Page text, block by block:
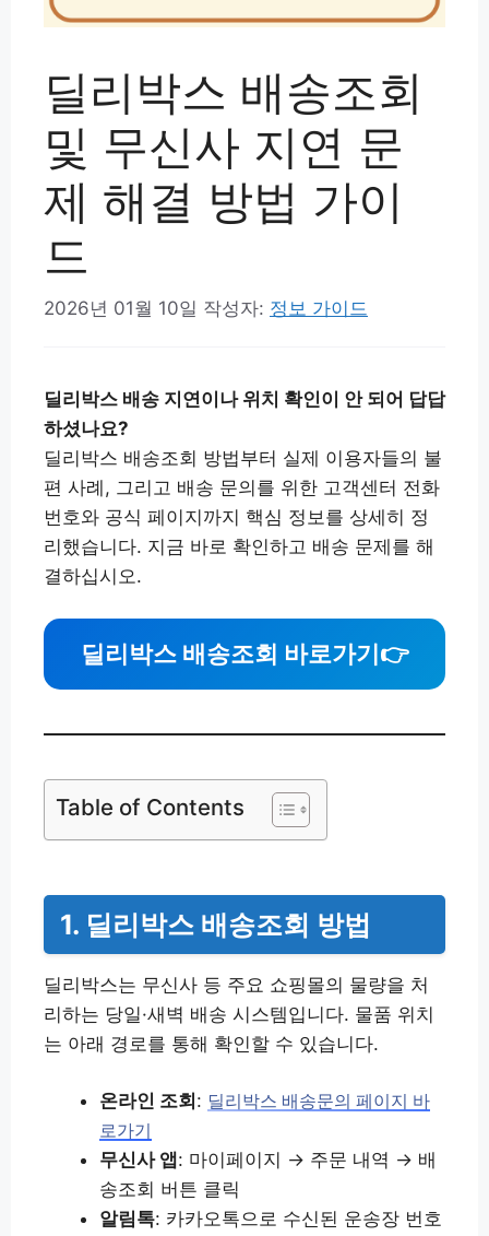
딜리박스 배송조회
및 무신사 지연 문
제 해결 방법 가이
드
2026년 01월 10일 작성자: 정보 가이드
딜리박스 배송 지연이나 위치 확인이 안 되어 답답
하셨나요?
딜리박스 배송조회 방법부터 실제 이용자들의 불
편 사례, 그리고 배송 문의를 위한 고객센터 전화
번호와 공식 페이지까지 핵심 정보를 상세히 정
리했습니다. 지금 바로 확인하고 배송 문제를 해
결하십시오.
딜리박스 배송조회 바로가기 👉
Table of Contents
1. 딜리박스 배송조회 방법
딜리박스는 무신사 등 주요 쇼핑몰의 물량을 처
리하는 당일·새벽 배송 시스템입니다. 물품 위치
는 아래 경로를 통해 확인할 수 있습니다.
온라인 조회 : 딜리박스 배송문의 페이지 바
로가기
무신사 앱 : 마이페이지 → 주문 내역 → 배
송조회 버튼 클릭
알림톡: 카카오톡으로 수신된 운송장 번호